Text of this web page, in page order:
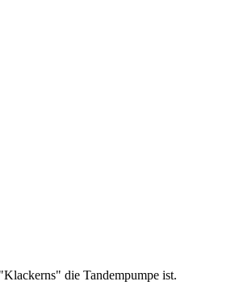
die Tandempumpe ist.